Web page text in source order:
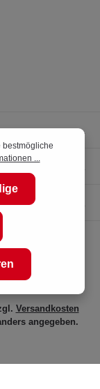
Versandkosten
angegeben.
bestmögliche
...